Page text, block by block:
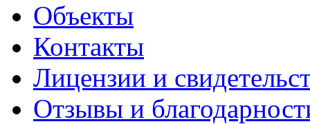
Объекты
Контакты
Лицензии и
Отзывы и